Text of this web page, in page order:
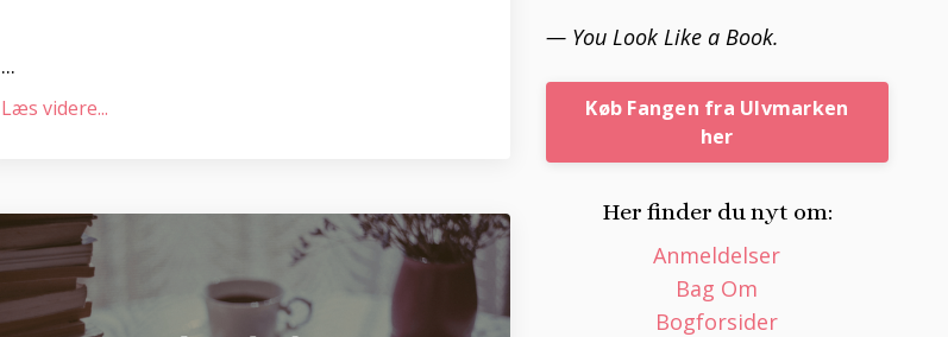
...
Læs videre...
— You Look Like a Book.
Køb Fangen fra Ulvmarken
her
Her finder du nyt om:
Anmeldelser
Bag Om
Bogforsider